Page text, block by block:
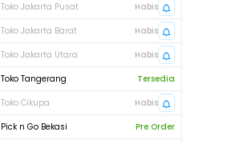
Toko Jakarta Pusat
Habis
Toko Jakarta Barat
Habis
Toko Jakarta Utara
Habis
Toko Tangerang
Tersedia
Toko Cikupa
Habis
Pick n Go Bekasi
Pre Order